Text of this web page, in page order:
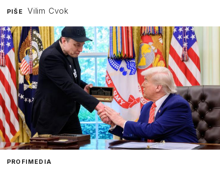
PIŠE Vilim Cvok
PROFIMEDIA